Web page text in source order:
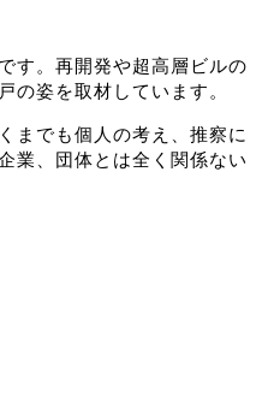
す。再開発や超高層ビルの
の姿を取材しています。
までも個人の考え、推察に
業、団体とは全く関係ない